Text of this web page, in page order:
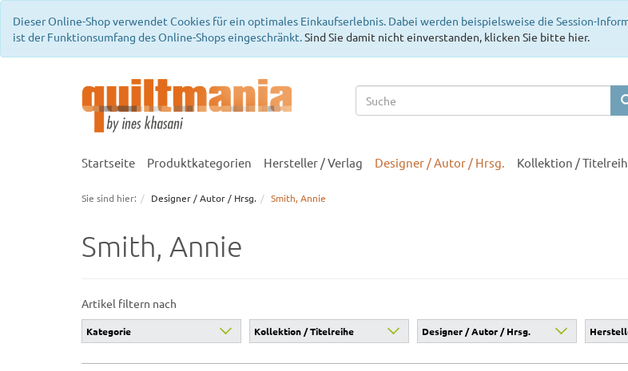
Dieser Online-Shop verwendet Cookies für ein optimales Einkaufserlebnis. Dabei werden beispielsweise die Session-
ist der Funktionsumfang des Online-Shops eingeschränkt.Sind Sie damit nicht einverstanden, klicken Sie bitte hier.
Startseite Produktkategorien Hersteller / Verlag Designer / Autor / Hrsg. Kollektion /
Sie sind hier: Designer / Autor / Hrsg. Smith, Annie
Smith, Annie
Artikel filtern nach
Kategorie Kollektion / Titelreihe Designer / Autor / Hrsg.